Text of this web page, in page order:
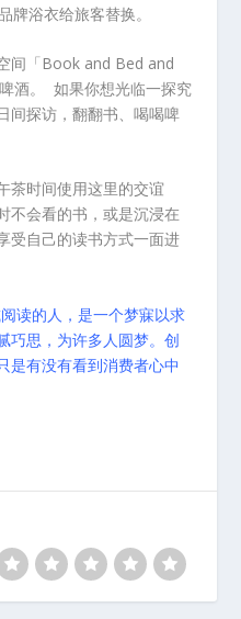
浴衣给旅客替换。
间「Book and Bed and
酒。 如果你想光临一探究
间探访，翻翻书、喝喝啤
茶时间使用这里的交谊
不会看的书，或是沉浸在
受自己的读书方式一面进
读的人，是一个梦寐以求
巧思，为许多人圆梦。创
是有没有看到消费者心中